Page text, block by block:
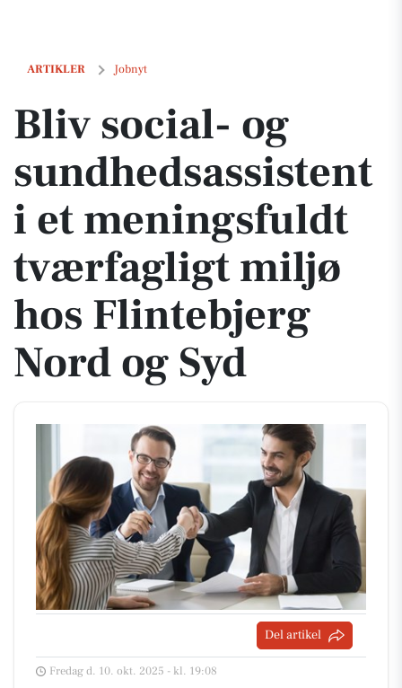
ARTIKLER Jobnyt
Bliv social- og sundhedsassistent i et meningsfuldt tværfagligt miljø
Bliv social- og
sundhedsassistent
i et meningsfuldt
tværfagligt miljø
hos Flintebjerg
Nord og Syd
Del artikel
Fredag d. 10. okt. 2025 - kl. 19:08